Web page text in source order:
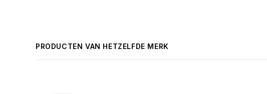
PRODUCTEN VAN HETZELFDE MERK